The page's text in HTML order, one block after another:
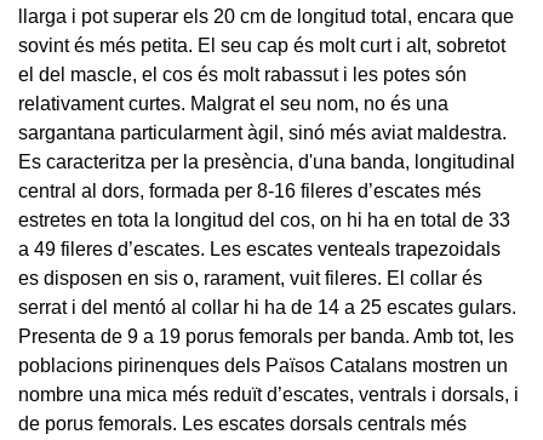
llarga i pot superar els 20 cm de longitud total, encara que
sovint és més petita. El seu cap és molt curt i alt, sobretot
el del mascle, el cos és molt rabassut i les potes són
relativament curtes. Malgrat el seu nom, no és una
sargantana particularment àgil, sinó més aviat maldestra.
Es caracteritza per la presència, d'una banda, longitudinal
central al dors, formada per 8-16 fileres d’escates més
estretes en tota la longitud del cos, on hi ha en total de 33
a 49 fileres d’escates. Les escates venteals trapezoidals
es disposen en sis o, rarament, vuit fileres. El collar és
serrat i del mentó al collar hi ha de 14 a 25 escates gulars.
Presenta de 9 a 19 porus femorals per banda. Amb tot, les
poblacions pirinenques dels Països Catalans mostren un
nombre una mica més reduït d’escates, ventrals i dorsals, i
de porus femorals. Les escates dorsals centrals més